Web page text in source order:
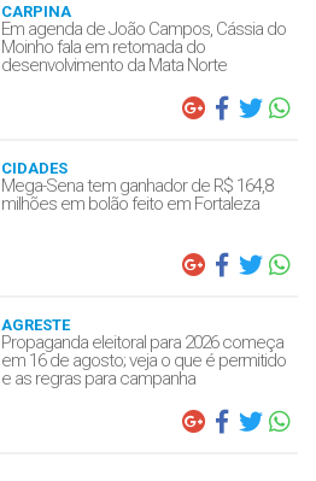
CARPINA
Em agenda de João Campos, Cássia do
Moinho fala em retomada do
desenvolvimento da Mata Norte
CIDADES
Mega-Sena tem ganhador de R$ 164,8
milhões em bolão feito em Fortaleza
AGRESTE
Propaganda eleitoral para 2026 começa
em 16 de agosto; veja o que é permitido
e as regras para campanha